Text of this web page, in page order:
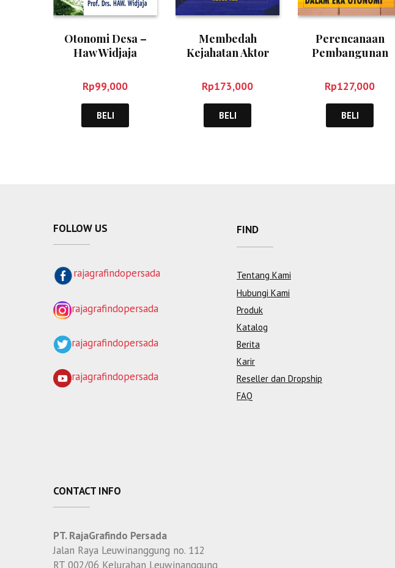
Otonomi Desa –
Haw Widjaja
Rp99,000
BELI
Membedah
Kejahatan Aktor
Rp173,000
BELI
Perencanaan
Pembangunan
Otonomi – Syafrizal
Rp127,000
BELI
FOLLOW US
rajagrafindopersada
rajagrafindopersada
rajagrafindopersada
rajagrafindopersada
FIND
Tentang Kami
Hubungi Kami
Produk
Katalog
Berita
Karir
Reseller dan Dropship
FAQ
CONTACT INFO
PT. RajaGrafindo Persada
Jalan Raya Leuwinanggung no. 112
RT 002/06 Kelurahan Leuwinanggung